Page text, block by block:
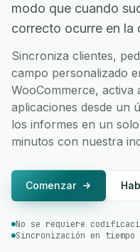
modo que cuando
correcto ocurre en la
Sincroniza clientes,
campo personalizado
WooCommerce, activa
aplicaciones desde un
los informes en un
minutos con nuestra
Comenzar
No se requiere
Sincronización en